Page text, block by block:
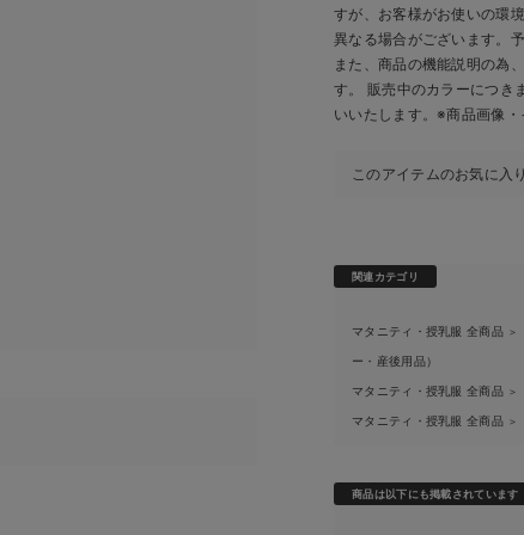
すが、 お客様がお使いの環
異なる場合がございます。
また、商品の機能説明の為
す。 販売中のカラーにつき
いいたします。 ※商品画像・
このアイテムのお気に入
関連カテゴリ
マタニティ・授乳服 全商品 ＞
ー・産後用品）
マタニティ・授乳服 全商品 ＞
マタニティ・授乳服 全商品 ＞
商品は以下にも掲載されています